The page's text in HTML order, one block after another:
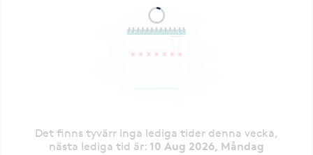
Det finns tyvärr inga lediga tider denna vecka,
nästa lediga tid är: 10 Aug 2026, Måndag